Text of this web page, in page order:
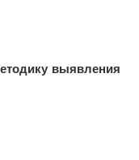
выявления